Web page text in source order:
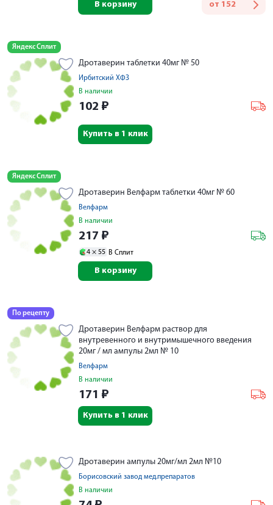
от 152
В корзину
Яндекс Сплит
Дротаверин таблетки 40мг № 50
Ирбитский ХФЗ
В наличии
102 ₽
Купить в 1 клик
Яндекс Сплит
Дротаверин Велфарм таблетки 40мг № 60
Велфарм
В наличии
217 ₽
4 × 55 В Сплит
В корзину
По рецепту
Дротаверин Велфарм раствор для
внутревенного и внутримышечного введения
20мг / мл ампулы 2мл № 10
Велфарм
В наличии
171 ₽
Купить в 1 клик
Дротаверин ампулы 20мг/мл 2мл №10
Борисовский завод мед.препаратов
В наличии